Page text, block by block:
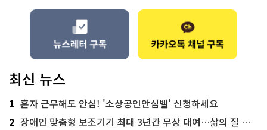
최신 뉴스
1 혼자 근무해도 안심! '소상공인안심벨' 신청하세요
2 장애인 맞춤형 보조기기 최대 3년간 무상 대여…삶의 질 높인다